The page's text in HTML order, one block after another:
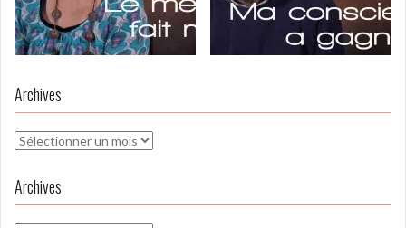
Archives
Archives
Archives